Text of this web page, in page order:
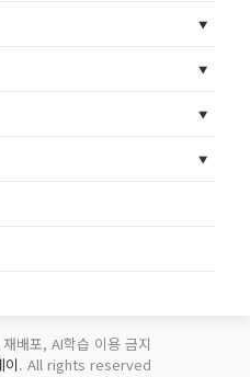
배포, AI학습 이용 금지
이. All rights reserved